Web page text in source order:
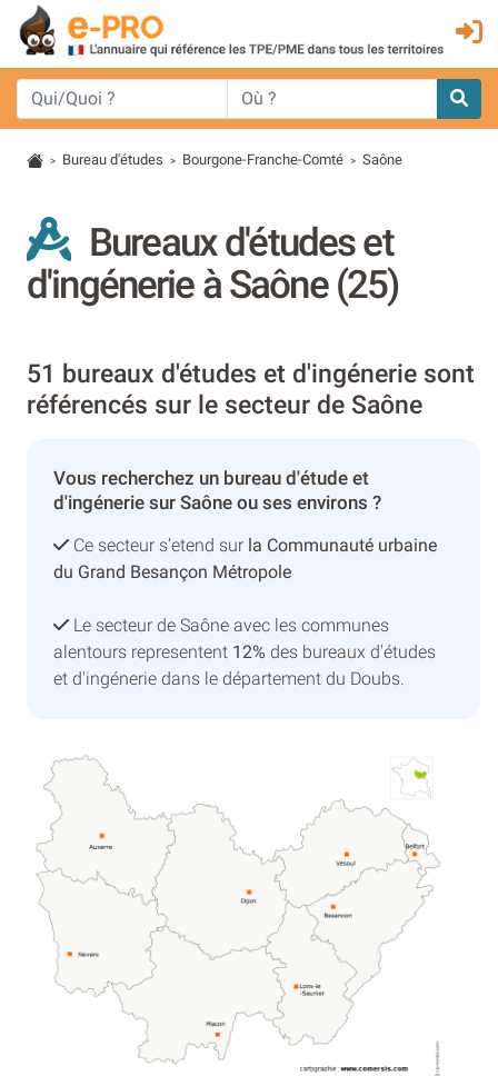
> Bureau d'études > Bourgone-Franche-Comté > Saône
Bureaux d'études et
d'ingénerie à Saône (25)
51 bureaux d'études et d'ingénerie sont
référencés sur le secteur de Saône
Vous recherchez un bureau d'étude et
d'ingénerie sur Saône ou ses environs ?
Ce secteur s’etend sur la Communauté urbaine
du Grand Besançon Métropole
Le secteur de Saône avec les communes
alentours representent 12% des bureaux d'études
et d'ingénerie dans le département du Doubs.